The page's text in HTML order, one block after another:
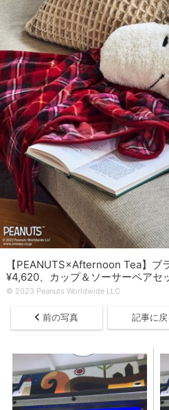
【PEANUTS×Afternoon Tea】ブ
¥4,620、カップ＆ソーサーペアセ
© 2023 Peanuts Worldwide LLC
前の写真 記事に戻